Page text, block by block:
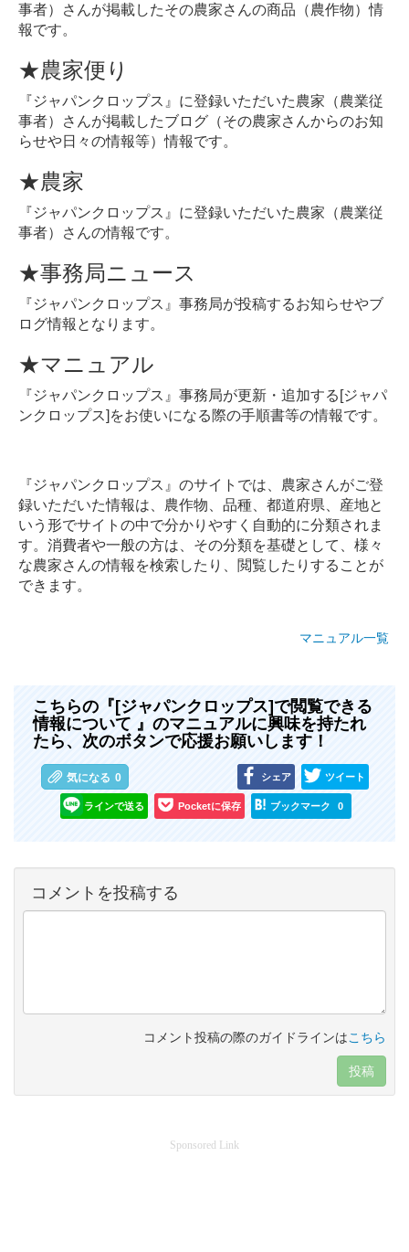
事者）さんが掲載したその農家さんの商品（農作物）情
報です。
★農家便り
『ジャパンクロップス』に登録いただいた農家（農業従
事者）さんが掲載したブログ（その農家さんからのお知
らせや日々の情報等）情報です。
★農家
『ジャパンクロップス』に登録いただいた農家（農業従
事者）さんの情報です。
★事務局ニュース
『ジャパンクロップス』事務局が投稿するお知らせやブ
ログ情報となります。
★マニュアル
『ジャパンクロップス』事務局が更新・追加する[ジャパ
ンクロップス]をお使いになる際の手順書等の情報です。
『ジャパンクロップス』のサイトでは、農家さんがご登
録いただいた情報は、農作物、品種、都道府県、産地と
いう形でサイトの中で分かりやすく自動的に分類されま
す。消費者や一般の方は、その分類を基礎として、様々
な農家さんの情報を検索したり、閲覧したりすることが
できます。
マニュアル一覧
こちらの『[ジャパンクロップス]で閲覧できる
情報について 』のマニュアルに興味を持たれ
たら、次のボタンで応援お願いします！
気になる 0 シェア ツイート
ラインで送る Pocketに保存 ブックマーク 0
コメントを投稿する
コメント投稿の際のガイドラインはこちら
投稿
Sponsored Link